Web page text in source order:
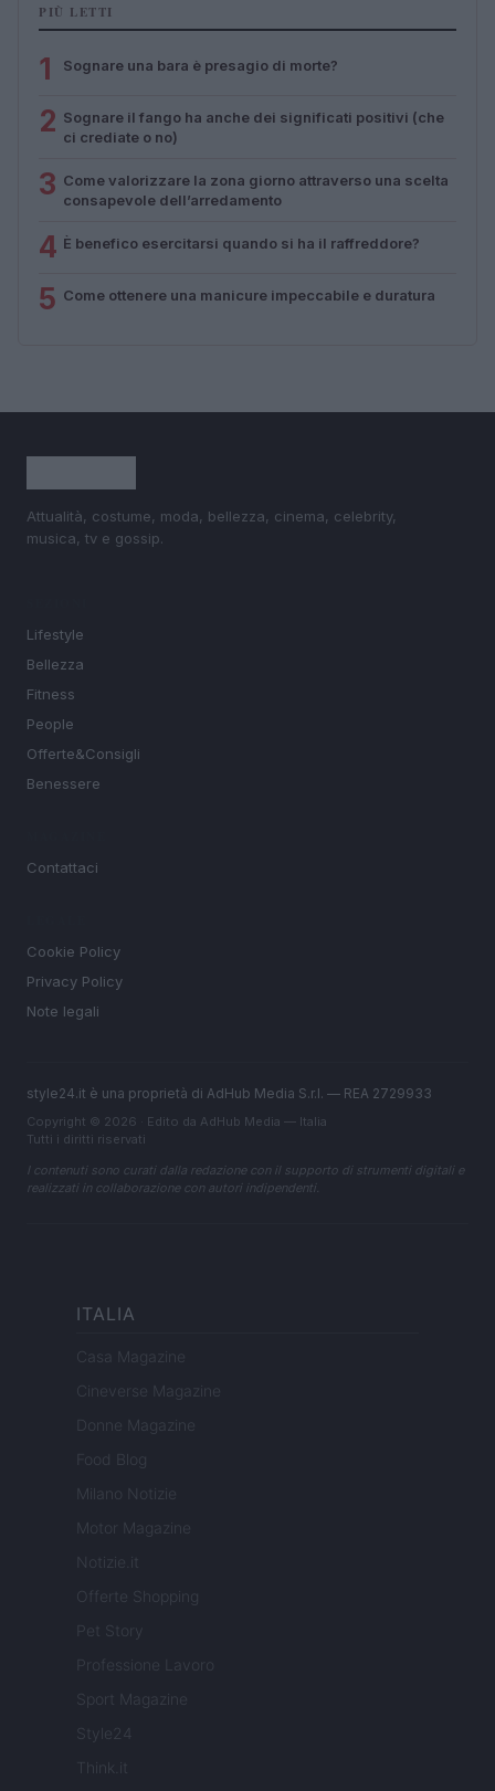
PIÙ LETTI
1 Sognare una bara è presagio di morte?
2 Sognare il fango ha anche dei significati positivi (che
ci crediate o no)
3 Come valorizzare la zona giorno attraverso una scelta
consapevole dell’arredamento
4 È benefico esercitarsi quando si ha il raffreddore?
5 Come ottenere una manicure impeccabile e duratura
Attualità, costume, moda, bellezza, cinema, celebrity,
musica, tv e gossip.
Lifestyle
Bellezza
Fitness
People
Offerte&Consigli
Benessere
Contattaci
Cookie Policy
Privacy Policy
Note legali
style24.it è una proprietà di AdHub Media S.r.l. — REA 2729933
Copyright © 2026 · Edito da AdHub Media — Italia
Tutti i diritti riservati
I contenuti sono curati dalla redazione con il supporto di strumenti digitali e
realizzati in collaborazione con autori indipendenti.
ITALIA
Casa Magazine
Cineverse Magazine
Donne Magazine
Food Blog
Milano Notizie
Motor Magazine
Notizie.it
Offerte Shopping
Pet Story
Professione Lavoro
Sport Magazine
Style24
Think.it